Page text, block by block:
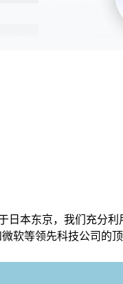
日本东京，我们充分
软等领先科技公司的